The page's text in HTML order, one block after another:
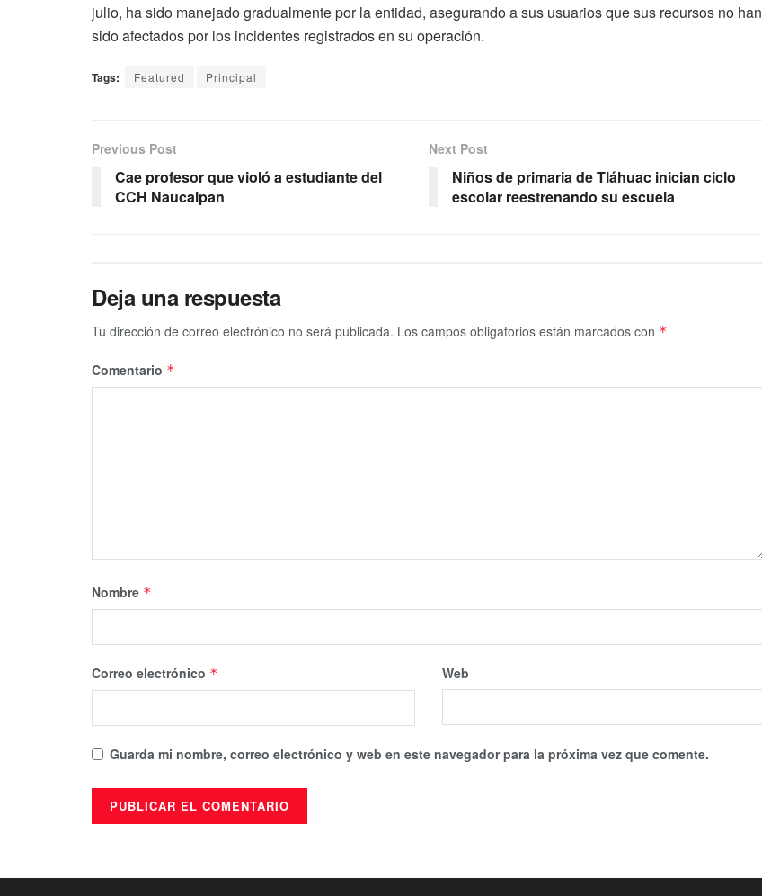
julio, ha sido manejado gradualmente por la entidad, asegurando a sus usuarios que sus recursos no han
sido afectados por los incidentes registrados en su operación.
Tags: Featured Principal
Previous Post
Cae profesor que violó a estudiante del
CCH Naucalpan
Next Post
Niños de primaria de Tláhuac inician ciclo
escolar reestrenando su escuela
Deja una respuesta
Tu dirección de correo electrónico no será publicada. Los campos obligatorios están marcados con *
Comentario *
Nombre *
Correo electrónico * Web
Guarda mi nombre, correo electrónico y web en este navegador para la próxima vez que comente.